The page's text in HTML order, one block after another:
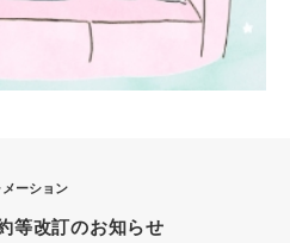
メーション
等改訂のお知らせ